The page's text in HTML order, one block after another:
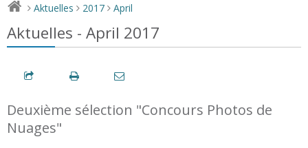
> Aktuelles > 2017 > April
Aktuelles - April 2017
Deuxième sélection "Concours Photos de
Nuages"